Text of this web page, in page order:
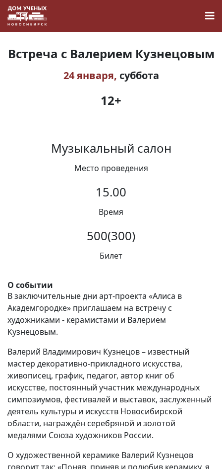
О Доме учёных
Контакты
Вакансии
Встреча с Валерием Кузнецовым
24 января, суббота
12+
Музыкальный салон
Место проведения
15.00
Время
500(300)
Билет
О событии
В заключительные дни арт-проекта «Алиса в
Академгородке» приглашаем на встречу с
художниками - керамистами и Валерием
Кузнецовым.
Валерий Владимирович Кузнецов – известный
мастер декоративно-прикладного искусства,
живописец, график, педагог, автор книг об
искусстве, постоянный участник международных
симпозиумов, фестивалей и выставок, заслуженный
деятель культуры и искусств Новосибирской
области, награждён серебряной и золотой
медалями Союза художников России.
О художественной керамике Валерий Кузнецов
говорит так: «Поняв, приняв и полюбив керамику, я